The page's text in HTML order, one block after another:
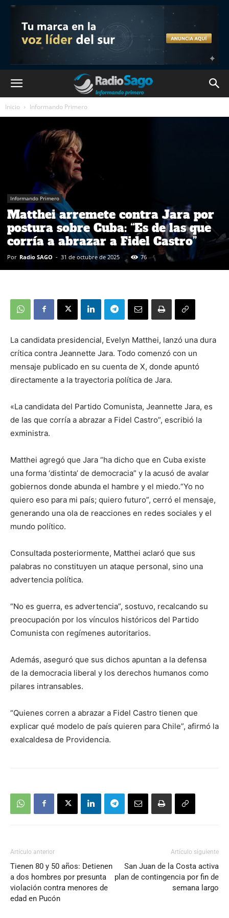
Inicio Informando Primero
Informando Primero
Matthei arremete contra Jara por
postura sobre Cuba: “Es de las que
corría a abrazar a Fidel Castro”
Por Radio SAGO - 31 de octubre de 2025 76
La candidata presidencial, Evelyn Matthei, lanzó una dura
crítica contra Jeannette Jara. Todo comenzó con un
mensaje publicado en su cuenta de X, donde apuntó
directamente a la trayectoria política de Jara.
«La candidata del Partido Comunista, Jeannette Jara, es
de las que corría a abrazar a Fidel Castro”, escribió la
exministra.
Matthei agregó que Jara “ha dicho que en Cuba existe
una forma ‘distinta’ de democracia” y la acusó de avalar
gobiernos donde abunda el hambre y el miedo.“Yo no
quiero eso para mi país; quiero futuro”, cerró el mensaje,
generando una ola de reacciones en redes sociales y el
mundo político.
Consultada posteriormente, Matthei aclaró que sus
palabras no constituyen un ataque personal, sino una
advertencia política.
“No es guerra, es advertencia”, sostuvo, recalcando su
preocupación por los vínculos históricos del Partido
Comunista con regímenes autoritarios.
Además, aseguró que sus dichos apuntan a la defensa
de la democracia liberal y los derechos humanos como
pilares intransables.
“Quienes corren a abrazar a Fidel Castro tienen que
explicar qué modelo de país quieren para Chile”, afirmó la
exalcaldesa de Providencia.
Artículo anterior
Tienen 80 y 50 años: Detienen
a dos hombres por presunta
violación contra menores de
edad en Pucón
Artículo siguiente
San Juan de la Costa activa
plan de contingencia por fin de
semana largo